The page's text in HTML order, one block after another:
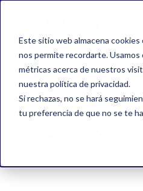
Este sitio web almacena
nos permite recordarte. Usamos
métricas acerca de nuestros
nuestra política de privacidad.
Si rechazas, no se hará
tu preferencia de que no se te
TOPIC